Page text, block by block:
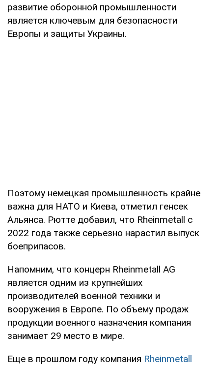
развитие оборонной промышленности
является ключевым для безопасности
Европы и защиты Украины.
Поэтому немецкая промышленность крайне
важна для НАТО и Киева, отметил генсек
Альянса. Рютте добавил, что Rheinmetall с
2022 года также серьезно нарастил выпуск
боеприпасов.
Напомним, что концерн Rheinmetall AG
является одним из крупнейших
производителей военной техники и
вооружения в Европе. По объему продаж
продукции военного назначения компания
занимает 29 место в мире.
Еще в прошлом году компания Rheinmetall